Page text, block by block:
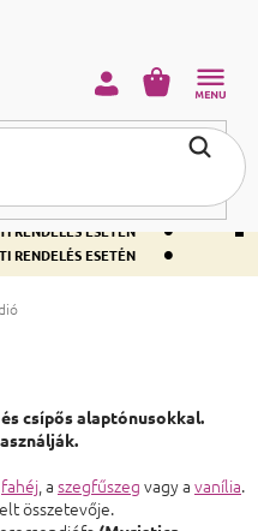
RENDELÉS ESETÉN •
RENDELÉS ESETÉN •
RENDELÉS ESETÉN •
KOSÁR
és csípős alaptónusokkal.
fahéj, a szegfűszeg vagy a vanília.
összetevője.